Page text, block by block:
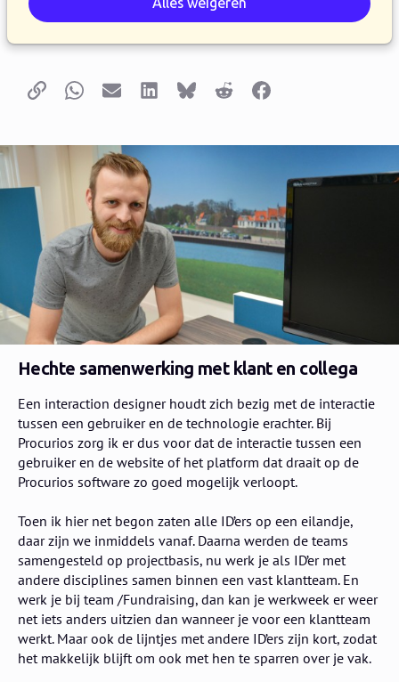
vacature onderaan de pagina!
Kopieer linkWhatsappE-mailLinkedInBlueskyReddit Facebook
Hechte samenwerking met klant en collega
Een interaction designer houdt zich bezig met de interactie
tussen een gebruiker en de technologie erachter. Bij
Procurios zorg ik er dus voor dat de interactie tussen een
gebruiker en de website of het platform dat draait op de
Procurios software zo goed mogelijk verloopt.
Toen ik hier net begon zaten alle ID’ers op een eilandje,
daar zijn we inmiddels vanaf. Daarna werden de teams
samengesteld op projectbasis, nu werk je als ID’er met
andere disciplines samen binnen een vast klantteam. En
werk je bij team /Fundraising, dan kan je werkweek er weer
net iets anders uitzien dan wanneer je voor een klantteam
werkt. Maar ook de lijntjes met andere ID’ers zijn kort, zodat
het makkelijk blijft om ook met hen te sparren over je vak.